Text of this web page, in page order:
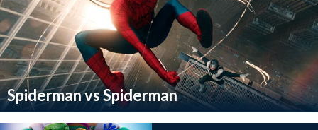
Spiderman vs Spiderman